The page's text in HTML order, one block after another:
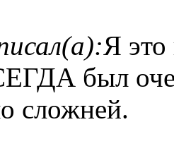
Я это
был
сложней.